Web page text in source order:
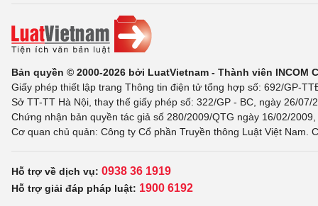
Bản quyền © 2000-2026 bởi LuatVietnam - Thành viên INCOM
Giấy phép thiết lập trang Thông tin điện tử tổng hợp số: 692/GP-
Sở TT-TT Hà Nội, thay thế giấy phép số: 322/GP - BC, ngày 26/
Chứng nhận bản quyền tác giả số 280/2009/QTG ngày 16/02/
Cơ quan chủ quản: Công ty Cổ phần Truyền thông Luật Việt Nam.
Hỗ trợ về dịch vụ: 0938 36 1919
Hỗ trợ giải đáp pháp luật: 1900 6192